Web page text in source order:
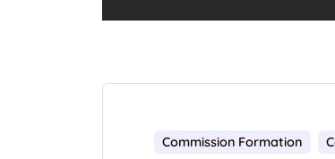
Commission Formation